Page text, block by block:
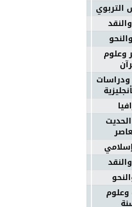
التربوي
وعلوم
ودراسات
الحديت
وعلوم